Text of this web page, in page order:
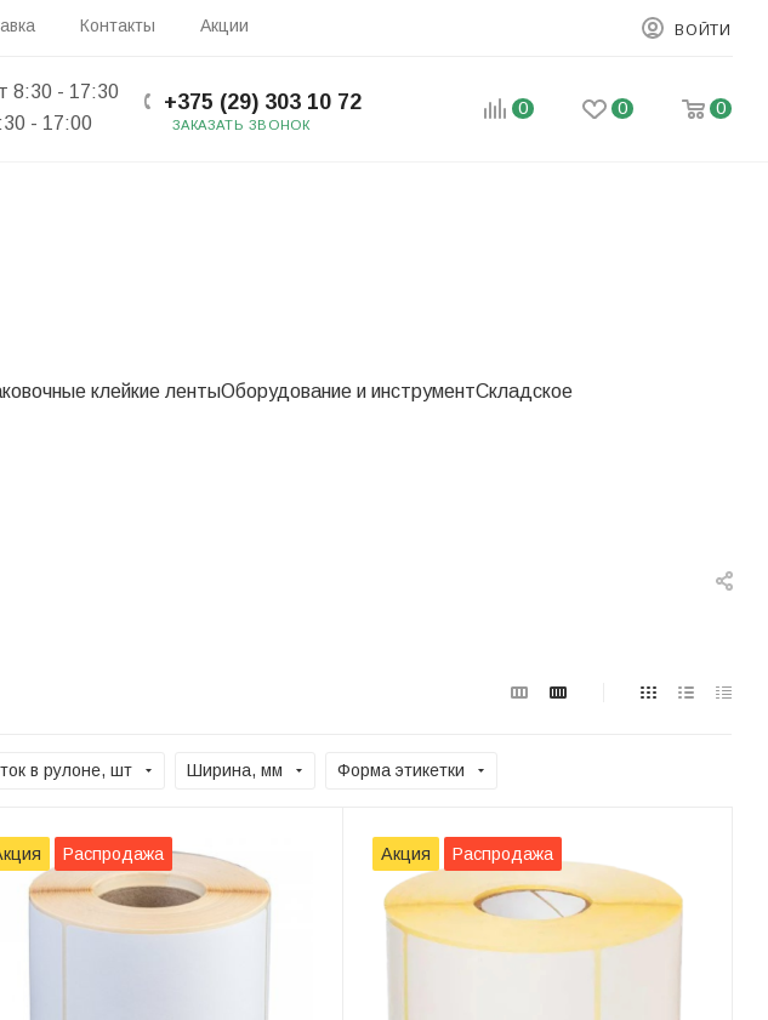
Контакты Акции ВОЙТИ
8:30 - 17:30
- 17:00
+375 (29) 303 10 72
ЗАКАЗАТЬ ЗВОНОК
0 0 0
клейкие лентыОборудование и инструментСкладское
в рулоне, шт Ширина, мм Форма этикетки
Распродажа Акция Распродажа